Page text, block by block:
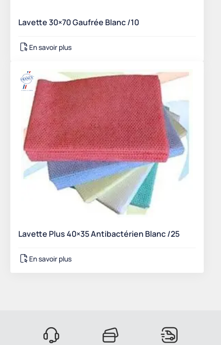
Lavette 30×70 Gaufrée Blanc /10
En savoir plus
Lavette Plus 40×35 Antibactérien Blanc /25
En savoir plus